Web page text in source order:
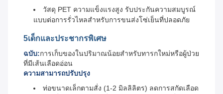
วัสดุ PET ความแข็งแรงสูง รับประกันความสมบูรณ์
แบบต่อการรั่วไหลสําหรับการขนส่งโซ่เย็นที่ปลอดภัย
5เด็กและประชากรพิเศษ
ฉบับ:การเก็บของในปริมาณน้อยสําหรับทารกใหม่หรือผู้ป่วย
ที่มีเส้นเลือดอ่อน
ความสามารถปรับปรุง
ท่อขนาดเล็กตามสั่ง (1-2 มิลลิลิตร) ลดการสกัดเลือด